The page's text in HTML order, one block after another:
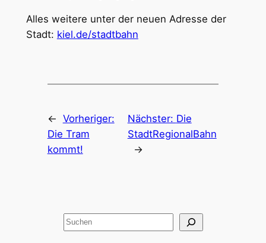
Alles weitere unter der neuen Adresse der
Stadt: kiel.de/stadtbahn
← Vorheriger:
Die Tram
kommt!
Nächster: Die
StadtRegionalBahn
→
Suchen